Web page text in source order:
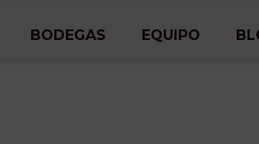
BODEGAS EQUIPO